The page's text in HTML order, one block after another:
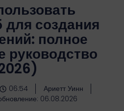
для создания
полное
руководство
06:54
Ариетт Уинн
06.08.2026